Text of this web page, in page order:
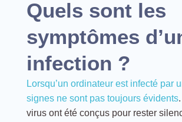
Quels sont les
symptômes
infection ?
Lorsqu’un ordinateur est infecté par
signes ne sont pas toujours évidents
virus ont été conçus pour rester